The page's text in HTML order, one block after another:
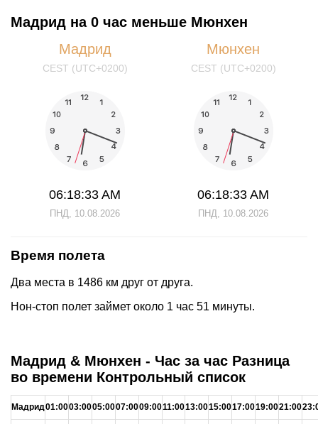
Мадрид на 0 час меньше Мюнхен
Мадрид
CEST (UTC+0200)
06:18:33 AM
ПНД, 10.08.2026
Мюнхен
CEST (UTC+0200)
06:18:33 AM
ПНД, 10.08.2026
Время полета
Два места в 1486 км друг от друга.
Нон-стоп полет займет около 1 час 51 минуты.
Мадрид & Мюнхен - Час за час Разница
во времени Контрольный список
Мадрид01:0003:0005:0007:0009:0011:0013:0015:0017:0019:0021:00